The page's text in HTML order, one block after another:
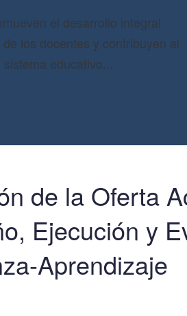
el desarrollo integral
los docentes y contribuyen al
educativo...
de la Oferta
Ejecución y
Aprendizaje